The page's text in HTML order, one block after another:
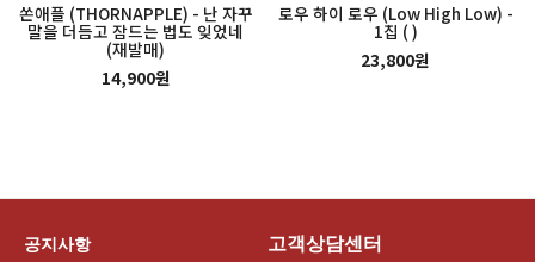
쏜애플 (THORNAPPLE) - 난 자꾸
말을 더듬고 잠드는 법도 잊었네
(재발매)
14,900원
로우 하이 로우 (Low High Low) -
1집 ( )
23,800원
공지사항
고객상담센터